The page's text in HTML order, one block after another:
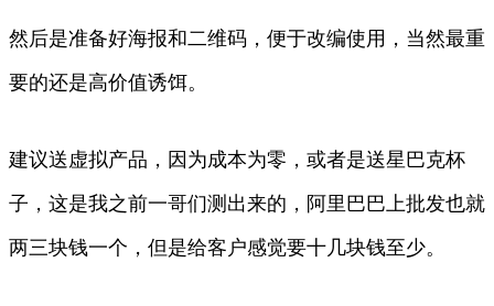
然后是准备好海报和二维码，便于改编使用，当然最重
要的还是高价值诱饵。
建议送虚拟产品，因为成本为零，或者是送星巴克杯
子，这是我之前一哥们测出来的，阿里巴巴上批发也就
两三块钱一个，但是给客户感觉要十几块钱至少。